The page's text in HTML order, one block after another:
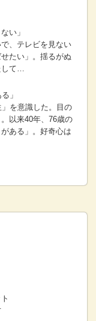
い」
、テレビを見ない
たい」。揺るがぬ
て…
」
を意識した。目の
以来40年、76歳の
ある」。好奇心は